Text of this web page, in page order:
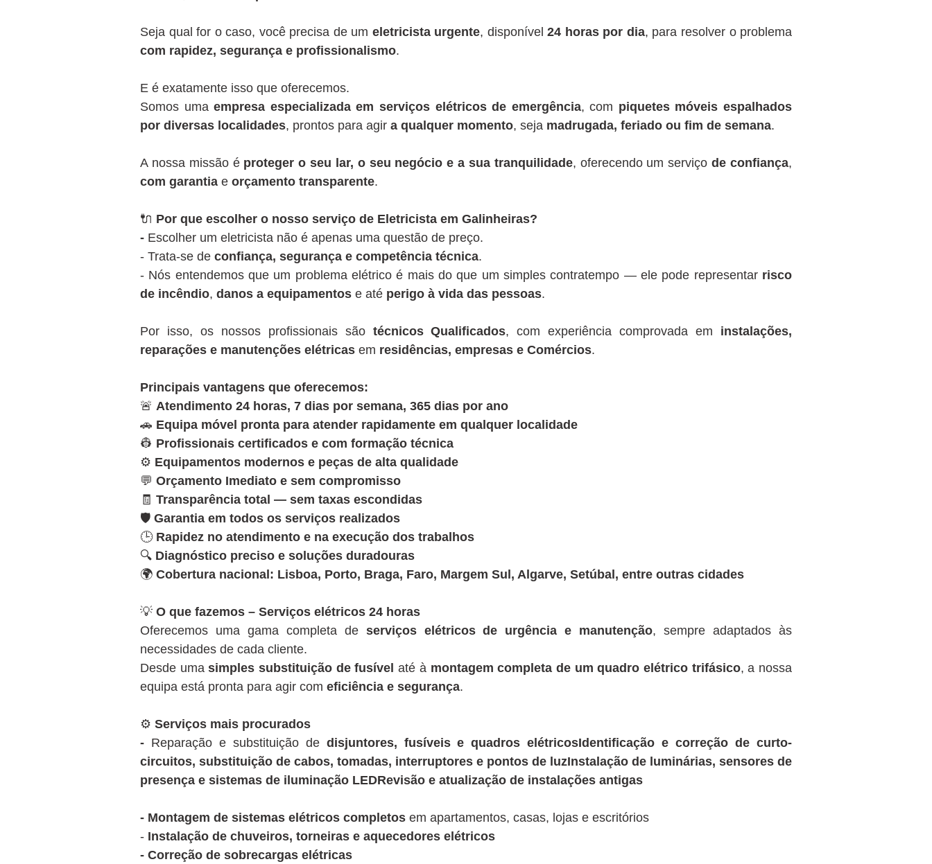
Seja qual for o caso, você precisa de um eletricista urgente, disponível24 horas por dia, para resolver o problema
com rapidez, segurança e profissionalismo.
E é exatamente isso que oferecemos.
Somos umaempresa especializada em serviços elétricos de emergência, com piquetes móveis espalhados
por diversas localidades, prontos para agir a qualquer momento, seja madrugada, feriado ou fim de semana.
A nossa missão é proteger o seu lar, o seu negócio e a sua tranquilidade, oferecendo um serviçode confiança,
com garantia e orçamento transparente.
🔌 Por que escolher o nosso serviço de Eletricista em Galinheiras?
- Escolher um eletricista não é apenas uma questão de preço.
- Trata-se de confiança, segurança e competência técnica.
- Nós entendemos que um problema elétrico é mais do que um simples contratempo — ele pode representar risco
de incêndio, danos a equipamentos e até perigo à vida das pessoas.
Por isso, os nossos profissionais são técnicos Qualificados, com experiência comprovada em instalações,
reparações e manutenções elétricas em residências, empresas e Comércios.
Principais vantagens que oferecemos:
🚨 Atendimento 24 horas, 7 dias por semana, 365 dias por ano
🚗 Equipa móvel pronta para atender rapidamente em qualquer localidade
👷 Profissionais certificados e com formação técnica
⚙️ Equipamentos modernos e peças de alta qualidade
💬 Orçamento Imediato e sem compromisso
🧾 Transparência total — sem taxas escondidas
🛡️ Garantia em todos os serviços realizados
🕒 Rapidez no atendimento e na execução dos trabalhos
🔍 Diagnóstico preciso e soluções duradouras
🌍 Cobertura nacional: Lisboa, Porto, Braga, Faro, Margem Sul, Algarve, Setúbal, entre outras cidades
💡 O que fazemos – Serviços elétricos 24 horas
Oferecemos uma gama completa de serviços elétricos de urgência e manutenção, sempre adaptados às
necessidades de cada cliente.
Desde umasimples substituição de fusível até à montagem completa de um quadro elétrico trifásico, a nossa
equipa está pronta para agir com eficiência e segurança.
⚙️ Serviços mais procurados
- Reparação e substituição de disjuntores, fusíveis e quadros elétricosIdentificação e correção de curto-
circuitos, substituição de cabos, tomadas, interruptores e pontos de luzInstalação de luminárias, sensores de
presença e sistemas de iluminação LEDRevisão e atualização de instalações antigas
- Montagem de sistemas elétricos completos em apartamentos, casas, lojas e escritórios
- Instalação de chuveiros, torneiras e aquecedores elétricos
- Correção de sobrecargas elétricas